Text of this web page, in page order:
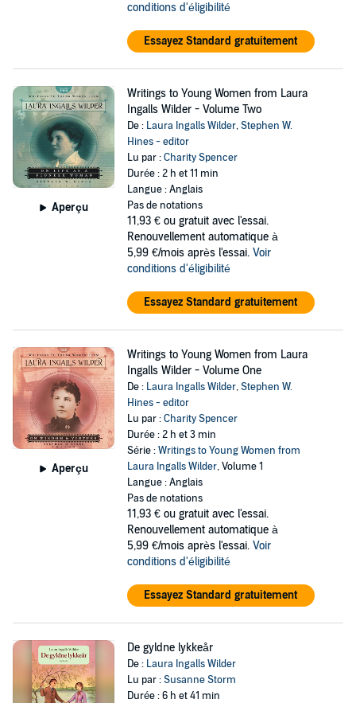
conditions d'éligibilité
Essayez Standard gratuitement
Aperçu
Writings to Young Women from Laura
Ingalls Wilder - Volume Two
De : Laura Ingalls Wilder,Stephen W.
Hines - editor
Lu par :Charity Spencer
Durée : 2 h et 11 min
Langue : Anglais
Pas de notations
11,93 € ou gratuit avec l'essai.
Renouvellement automatique à
5,99 €/mois après l'essai. Voir
conditions d'éligibilité
Essayez Standard gratuitement
Aperçu
Writings to Young Women from Laura
Ingalls Wilder - Volume One
De : Laura Ingalls Wilder,Stephen W.
Hines - editor
Lu par :Charity Spencer
Durée : 2 h et 3 min
Série :Writings to Young Women from
Laura Ingalls Wilder, Volume 1
Langue : Anglais
Pas de notations
11,93 € ou gratuit avec l'essai.
Renouvellement automatique à
5,99 €/mois après l'essai. Voir
conditions d'éligibilité
Essayez Standard gratuitement
De gyldne lykkeår
De : Laura Ingalls Wilder
Lu par :Susanne Storm
Durée : 6 h et 41 min